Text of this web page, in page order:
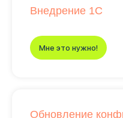
Внедрение 1С
Мне это нужно!
Обновление